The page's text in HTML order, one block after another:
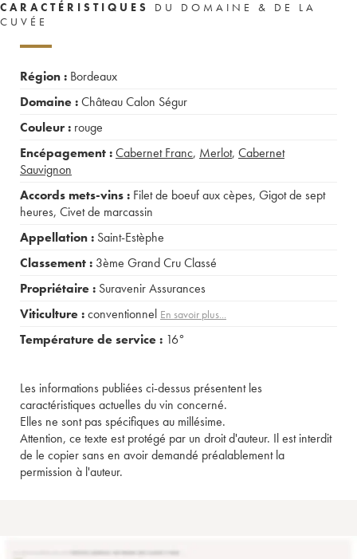
CARACTÉRISTIQUES
DU DOMAINE & DE LA
CUVÉE
Région : Bordeaux
Domaine :Château Calon Ségur
Couleur : rouge
Encépagement :Cabernet Franc, Merlot, Cabernet
Sauvignon
Accords mets-vins : Filet de boeuf aux cèpes, Gigot de sept
heures, Civet de marcassin
Appellation : Saint-Estèphe
Classement : 3ème Grand Cru Classé
Propriétaire : Suravenir Assurances
Viticulture :conventionnel En savoir plus...
Température de service : 16°
Les informations publiées ci-dessus présentent les
caractéristiques actuelles du vin concerné.
Elles ne sont pas spécifiques au millésime.
Attention, ce texte est protégé par un droit d'auteur. Il est interdit
de le copier sans en avoir demandé préalablement la
permission à l'auteur.